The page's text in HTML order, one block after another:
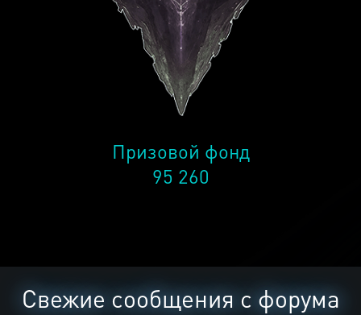
Призовой фонд
95 260
Свежие сообщения с форума